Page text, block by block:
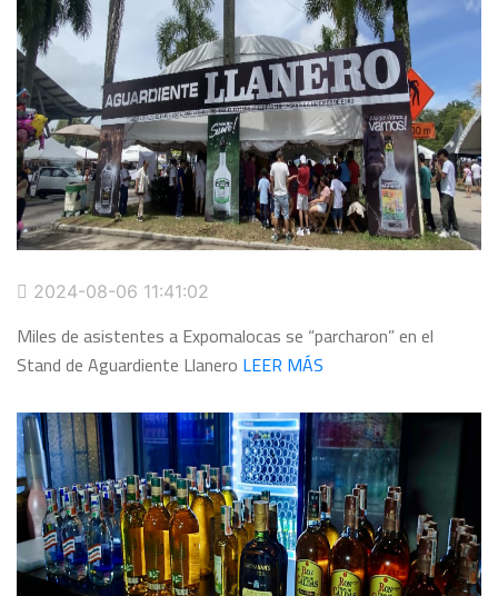
2024-08-06 11:41:02
Miles de asistentes a Expomalocas se “parcharon” en el
Stand de Aguardiente Llanero LEER MÁS